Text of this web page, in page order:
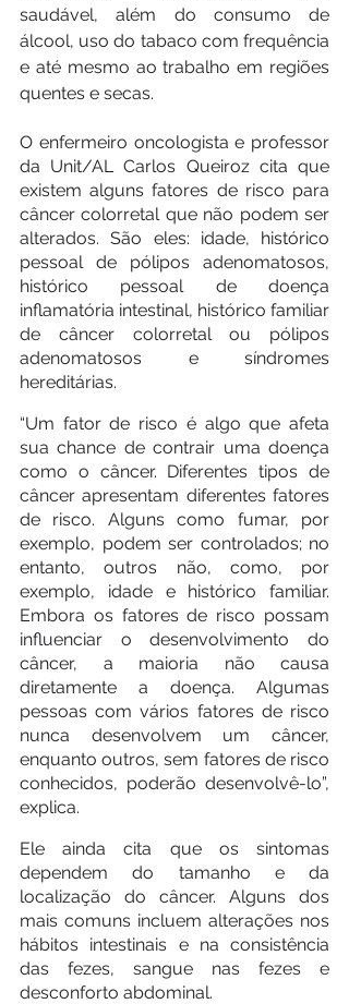
saudável, além do consumo de
álcool, uso do tabaco com frequência
e até mesmo ao trabalho em regiões
quentes e secas.
O enfermeiro oncologista e professor
da Unit/AL Carlos Queiroz cita que
existem alguns fatores de risco para
câncer colorretal que não podem ser
alterados. São eles: idade, histórico
pessoal de pólipos adenomatosos,
histórico pessoal de doença
inflamatória intestinal, histórico familiar
de câncer colorretal ou pólipos
adenomatosos e síndromes
hereditárias.
“Um fator de risco é algo que afeta
sua chance de contrair uma doença
como o câncer. Diferentes tipos de
câncer apresentam diferentes fatores
de risco. Alguns como fumar, por
exemplo, podem ser controlados; no
entanto, outros não, como, por
exemplo, idade e histórico familiar.
Embora os fatores de risco possam
influenciar o desenvolvimento do
câncer, a maioria não causa
diretamente a doença. Algumas
pessoas com vários fatores de risco
nunca desenvolvem um câncer,
enquanto outros, sem fatores de risco
conhecidos, poderão desenvolvê-lo”,
explica.
Ele ainda cita que os sintomas
dependem do tamanho e da
localização do câncer. Alguns dos
mais comuns incluem alterações nos
hábitos intestinais e na consistência
das fezes, sangue nas fezes e
desconforto abdominal.